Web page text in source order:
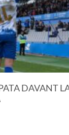
DAVANT